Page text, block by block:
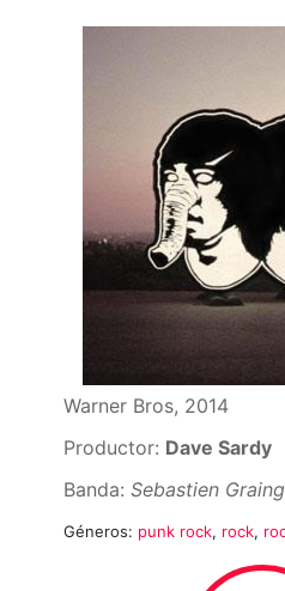
Warner Bros, 2014
Productor: Dave Sardy
Banda: Sebastien
Géneros: punk rock, rock,